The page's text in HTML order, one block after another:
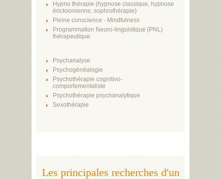
Hypno thérapie (hypnose classique, hypnose
éricksonienne, sophrothérapie)
Pleine conscience - Mindfulness
Programmation Neuro-linguistique (PNL)
thérapeutique
Psychanalyse
Psychogénéalogie
Psychothérapie cognitivo-
comportementaliste
Psychothérapie psychanalytique
Sexothérapie
Les principales recherches d'un